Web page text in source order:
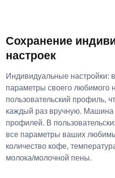
Сохранение
настроек
Индивидуальные настройки:
параметры своего любимого
пользовательский профиль,
каждый раз вручную. Машина
профилей. В
все параметры ваших
количество кофе,
молока/молочной пены.